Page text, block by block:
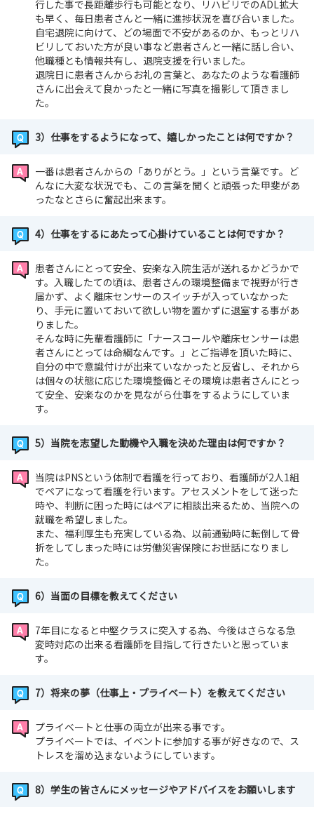
行した事で長距離歩行も可能となり、リハビリでのADL拡大
も早く、毎日患者さんと一緒に進捗状況を喜び合いました。
自宅退院に向けて、どの場面で不安があるのか、もっとリハ
ビリしておいた方が良い事など患者さんと一緒に話し合い、
他職種とも情報共有し、退院支援を行いました。
退院日に患者さんからお礼の言葉と、あなたのような看護師
さんに出会えて良かったと一緒に写真を撮影して頂きまし
た。
3）仕事をするようになって、嬉しかったことは何ですか？
一番は患者さんからの「ありがとう。」という言葉です。ど
んなに大変な状況でも、この言葉を聞くと頑張った甲斐があ
ったなとさらに奮起出来ます。
4）仕事をするにあたって心掛けていることは何ですか？
患者さんにとって安全、安楽な入院生活が送れるかどうかで
す。入職したての頃は、患者さんの環境整備まで視野が行き
届かず、よく離床センサーのスイッチが入っていなかった
り、手元に置いておいて欲しい物を置かずに退室する事があ
りました。
そんな時に先輩看護師に「ナースコールや離床センサーは患
者さんにとっては命綱なんです。」とご指導を頂いた時に、
自分の中で意識付けが出来ていなかったと反省し、それから
は個々の状態に応じた環境整備とその環境は患者さんにとっ
て安全、安楽なのかを見ながら仕事をするようにしていま
す。
5）当院を志望した動機や入職を決めた理由は何ですか？
当院はPNSという体制で看護を行っており、看護師が2人1組
でペアになって看護を行います。アセスメントをして迷った
時や、判断に困った時にはペアに相談出来るため、当院への
就職を希望しました。
また、福利厚生も充実している為、以前通勤時に転倒して骨
折をしてしまった時には労働災害保険にお世話になりまし
た。
6）当面の目標を教えてください
7年目になると中堅クラスに突入する為、今後はさらなる急
変時対応の出来る看護師を目指して行きたいと思っていま
す。
7）将来の夢（仕事上・プライベート）を教えてください
プライベートと仕事の両立が出来る事です。
プライベートでは、イベントに参加する事が好きなので、ス
トレスを溜め込まないようにしています。
8）学生の皆さんにメッセージやアドバイスをお願いします